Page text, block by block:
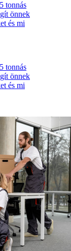
tonnás
önnek
és mi
tonnás
önnek
és mi